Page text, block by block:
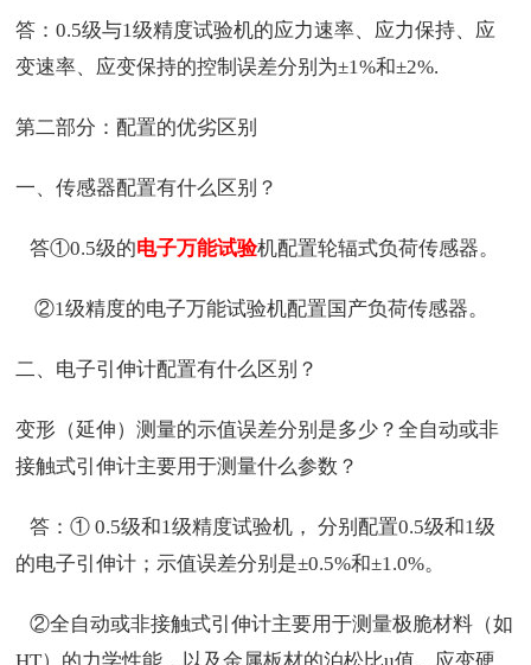
答：0.5级与1级精度试验机的应力速率、应力保持、应
变速率、应变保持的控制误差分别为±1%和±2%.
第二部分：配置的优劣区别
一、传感器配置有什么区别？
答①0.5级的电子万能试验机配置轮辐式负荷传感器。
②1级精度的电子万能试验机配置国产负荷传感器。
二、电子引伸计配置有什么区别？
变形（延伸）测量的示值误差分别是多少？全自动或非
接触式引伸计主要用于测量什么参数？
答：① 0.5级和1级精度试验机， 分别配置0.5级和1级
的电子引伸计；示值误差分别是±0.5%和±1.0%。
②全自动或非接触式引伸计主要用于测量极脆材料（如